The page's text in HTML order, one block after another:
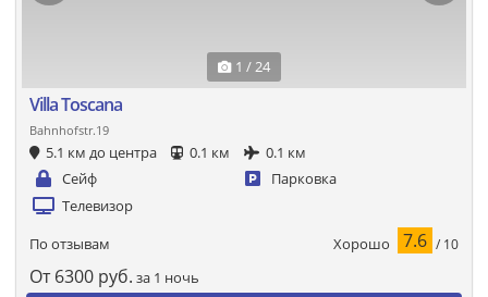
1 / 24
Villa Toscana
Bahnhofstr.19
5.1 км до центра 0.1 км
0.1 км
Сейф
Парковка
Телевизор
По отзывам Хорошо 7.6 / 10
От 6300 руб. за 1 ночь